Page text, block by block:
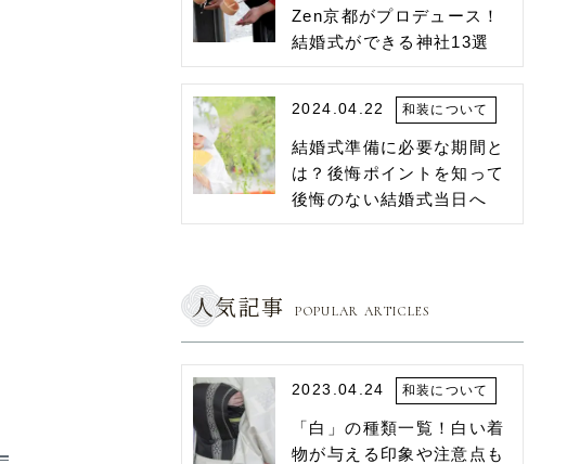
Zen京都がプロデュース！
結婚式ができる神社13選
2024.04.22 和装について
結婚式準備に必要な期間と
は？後悔ポイントを知って
後悔のない結婚式当日へ
人気記事 POPULAR ARTICLES
2023.04.24 和装について
「白」の種類一覧！白い着
物が与える印象や注意点も